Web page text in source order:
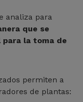
analiza para
que se
la toma de
permiten a
de plantas: